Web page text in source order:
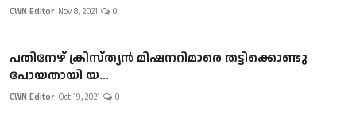
CWN Editor Nov 8, 2021 0
പതിനേഴ് ക്രിസ്ത്യന്‍ മിഷനറിമാരെ തട്ടിക്കൊണ്ടു
പോയതായി യ...
CWN Editor Oct 19, 2021 0